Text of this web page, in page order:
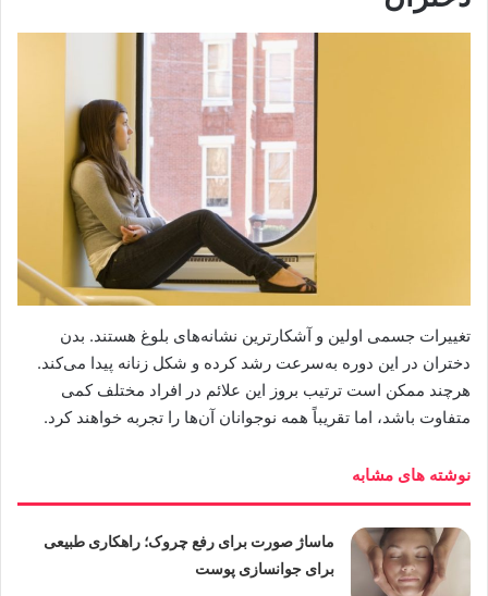
تغییرات جسمی اولین و آشکارترین نشانه‌های بلوغ هستند. بدن
دختران در این دوره به‌سرعت رشد کرده و شکل زنانه پیدا می‌کند.
هرچند ممکن است ترتیب بروز این علائم در افراد مختلف کمی
متفاوت باشد، اما تقریباً همه نوجوانان آن‌ها را تجربه خواهند کرد.
نوشته های مشابه
ماساژ صورت برای رفع چروک؛ راهکاری طبیعی
برای جوانسازی پوست